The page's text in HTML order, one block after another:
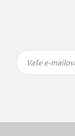
mailová
mailová
Vaše e-